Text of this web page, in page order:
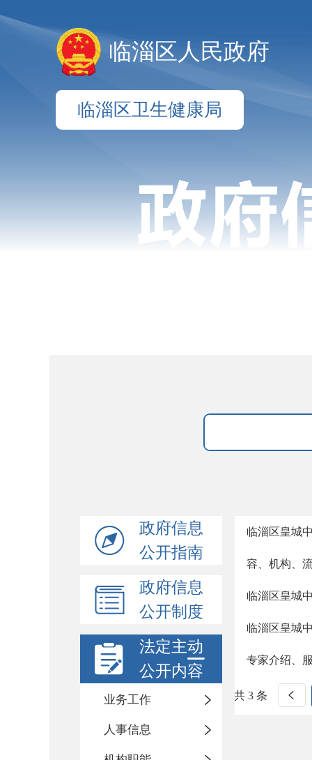
临淄区人民政府
临淄区卫生健康局
政府信息
公开指南
政府信息
公开制度
法定主动
公开内容
业务工作
人事信息
临淄区皇城
容、机构、
临淄区皇城
临淄区皇城
专家介绍、
共 3 条